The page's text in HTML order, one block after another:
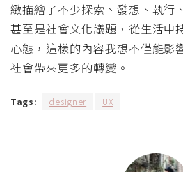
緻描繪了不少探索、發想、執行
甚至是社會文化議題，從生活中
心態，這樣的內容我想不僅能影
社會帶來更多的轉變。
Tags: designer UX